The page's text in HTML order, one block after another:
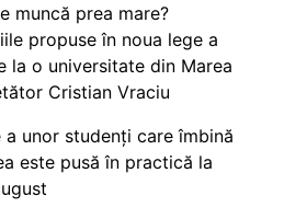
muncă prea mare?
propuse în noua lege a
la o universitate din Marea
Cristian Vraciu
unor studenți care îmbină
este pusă în practică la